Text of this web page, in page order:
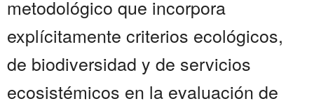
metodológico que incorpora
explícitamente criterios ecológicos,
de biodiversidad y de servicios
ecosistémicos en la evaluación de